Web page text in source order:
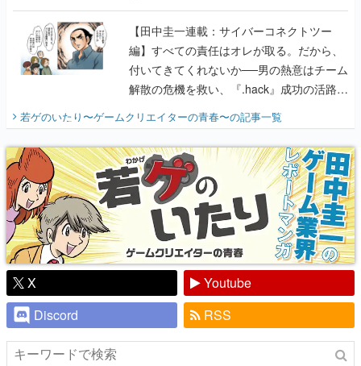
に行って、より理解を深めよう【PR】
【田中圭一連載：サイバーコネクトツー
編】すべての責任はオレが取る。だから、
付いてきてくれないか──男の熱意はチーム
解散の危機を救い、『.hack』成功の活路を
『少年ジャンプ』色だった【若ゲのいた
り】
若ゲのいたり〜ゲームクリエイターの青春〜の記事一覧
X
Youtube
Discord
RSS